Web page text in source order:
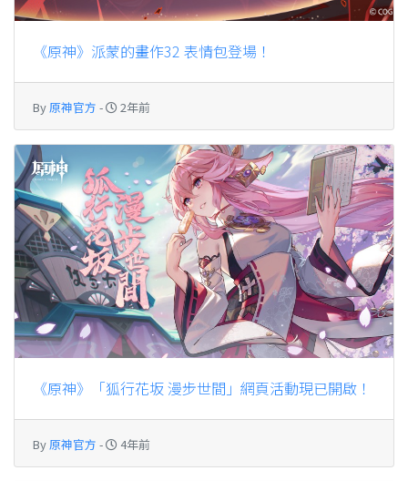
《原神》派蒙的畫作32 表情包登場！
By 原神官方 - 2年前
《原神》「狐行花坂 漫步世間」網頁活動現已開啟！
By 原神官方 - 4年前